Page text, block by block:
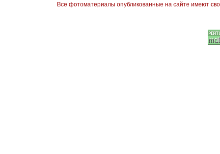
Все фотоматериалы опубликованные на сайте имеют